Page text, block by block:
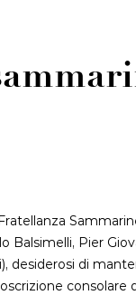
Balsimelli, Pier
desiderosi di
consolare